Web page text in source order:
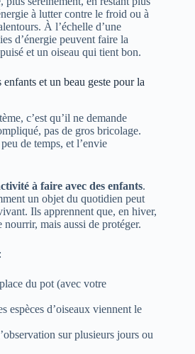
à lutter contre le froid ou à
À l’échelle d’une
d’énergie peuvent faire la
et un oiseau qui tient bon.
et un beau geste pour la
c’est qu’il ne demande
pas de gros bricolage.
de temps, et l’envie
à faire avec des enfants.
un objet du quotidien peut
Ils apprennent que, en hiver,
nourrir, mais aussi de protéger.
du pot (avec votre
espèces d’oiseaux viennent le
sur plusieurs jours ou